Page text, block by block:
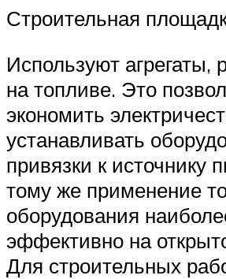
Строительная
Используют
на топливе. Это
экономить
устанавливать
привязки к источнику
тому же применение
оборудования
эффективно на
Для строительных